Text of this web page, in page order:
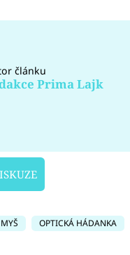
článku
Prima Lajk
MYŠ OPTICKÁ HÁDANKA